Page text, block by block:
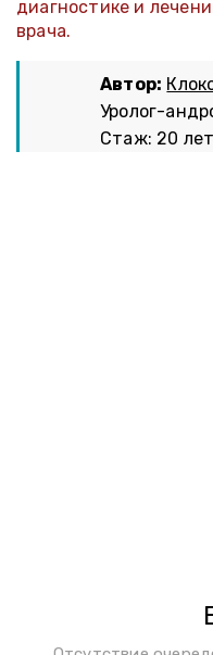
диагностике и
врача.
Автор:
Уролог-
Стаж: 20 лет